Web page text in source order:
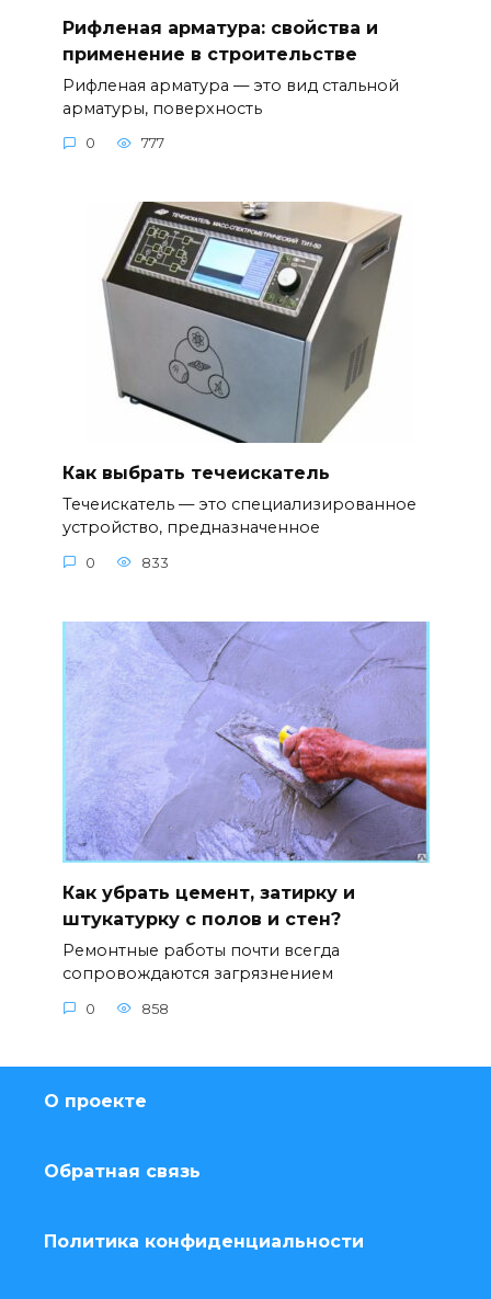
Рифленая арматура: свойства и
применение в строительстве
Рифленая арматура — это вид стальной
арматуры, поверхность
0 777
Как выбрать течеискатель
Течеискатель — это специализированное
устройство, предназначенное
0 833
Как убрать цемент, затирку и
штукатурку с полов и стен?
Ремонтные работы почти всегда
сопровождаются загрязнением
0 858
О проекте
Обратная связь
Политика конфиденциальности